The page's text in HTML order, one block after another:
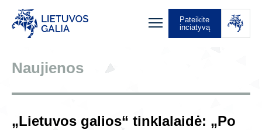
Pateikite
inciatyvą
Naujienos
„Lietuvos galios“ tinklalaidė: „Po